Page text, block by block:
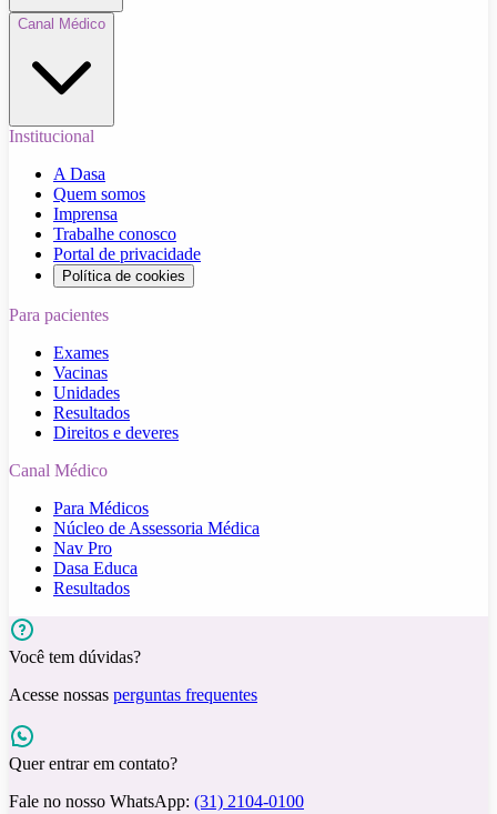
Canal Médico
Institucional
A Dasa
Quem somos
Imprensa
Trabalhe conosco
Portal de privacidade
Política de cookies
Para pacientes
Exames
Vacinas
Unidades
Resultados
Direitos e deveres
Canal Médico
Para Médicos
Núcleo de Assessoria Médica
Nav Pro
Dasa Educa
Resultados
Você tem dúvidas?
Acesse nossas perguntas frequentes
Quer entrar em contato?
Fale no nosso WhatsApp: (31) 2104-0100